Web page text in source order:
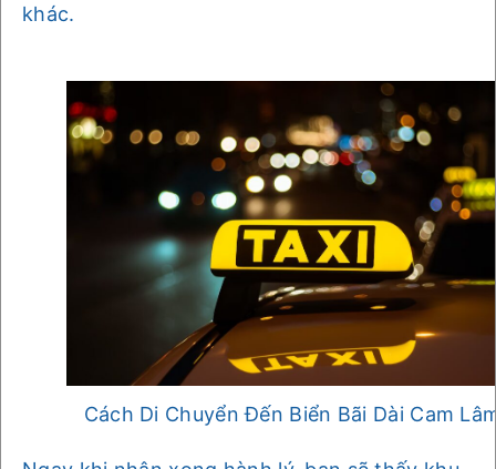
khác.
Cách Di Chuyển Đến Biển Bãi Dài Cam